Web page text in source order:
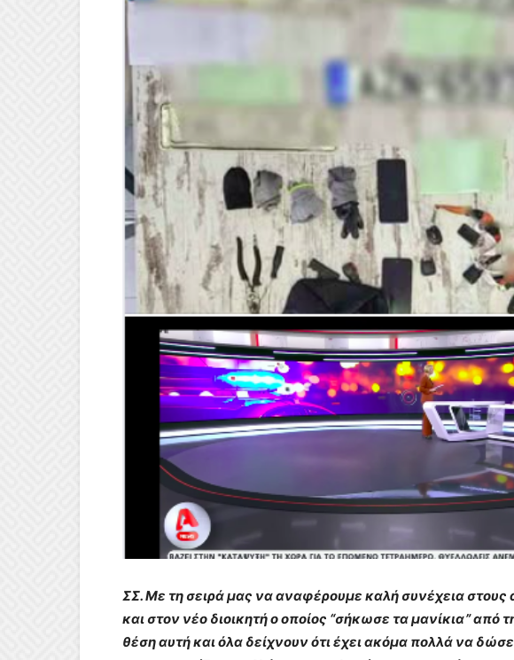
ΣΣ. Με τη σειρά μας να αναφέρουμε καλή συνέχεια
και στον νέο διοικητή ο οποίος “σήκωσε τα μανίκια”
θέση αυτή και όλα δείχνουν ότι έχει ακόμα πολλά να